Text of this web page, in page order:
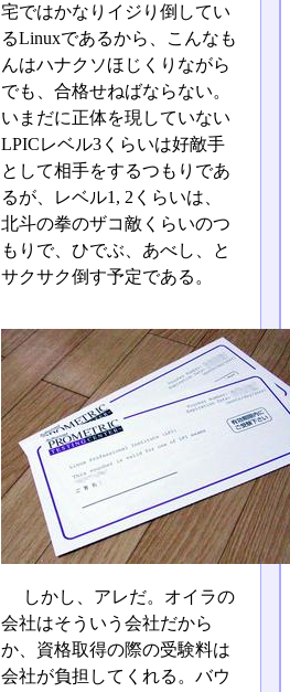
宅ではかなりイジり倒してい
るLinuxであるから、こんなも
んはハナクソほじくりながら
でも、合格せねばならない。
いまだに正体を現していない
LPICレベル3くらいは好敵手
として相手をするつもりであ
るが、レベル1, 2くらいは、
北斗の拳のザコ敵くらいのつ
もりで、ひでぶ、あべし、と
サクサク倒す予定である。
しかし、アレだ。オイラの
会社はそういう会社だから
か、資格取得の際の受験料は
会社が負担してくれる。バウ